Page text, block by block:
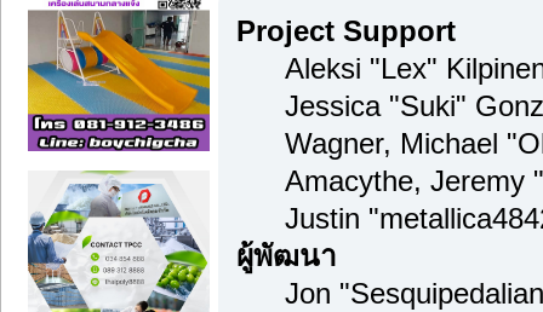
Project Support
Aleksi "Lex"
Jessica "Suki"
Wagner, Michael
Amacythe, Jeremy
Justin
ผู้พัฒนา
Jon